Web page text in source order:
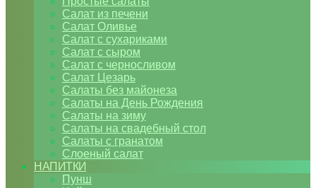
Салат из печени
Салат Оливье
Салат с сухариками
Салат с сыром
Салат с черносливом
Салат Цезарь
Салаты без майонеза
Салаты на День Рождения
Салаты на зиму
Салаты на свадебный стол
Салаты с гранатом
Слоеный салат
НАПИТКИ
Пунш